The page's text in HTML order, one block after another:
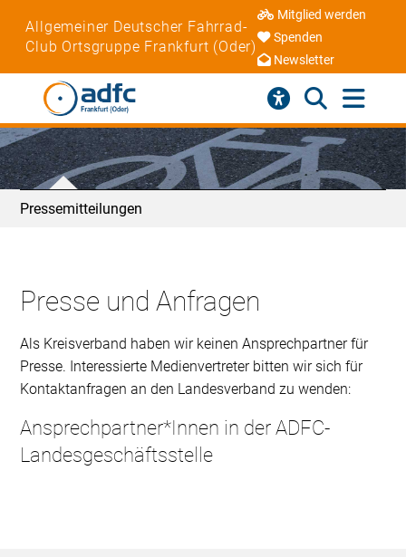
Allgemeiner Deutscher Fahrrad-
Club Ortsgruppe Frankfurt (Oder)
Mitglied werden
Spenden
Newsletter
Pressemitteilungen
Presse und Anfragen
Als Kreisverband haben wir keinen Ansprechpartner für
Presse. Interessierte Medienvertreter bitten wir sich für
Kontaktanfragen an den Landesverband zu wenden:
Ansprechpartner*Innen in der ADFC-
Landesgeschäftsstelle